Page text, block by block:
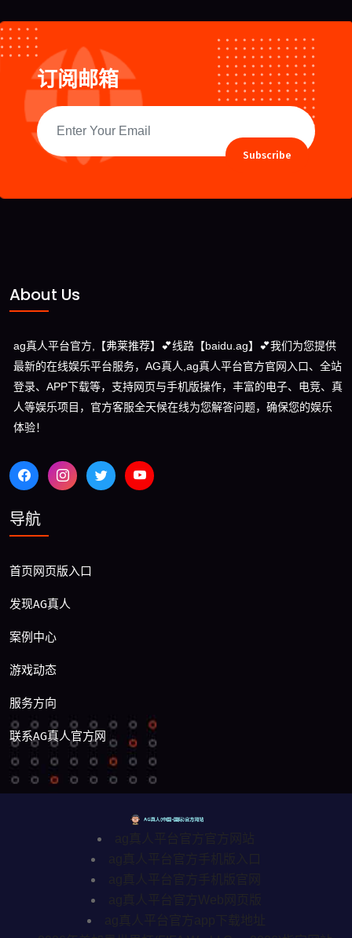
订阅邮箱
Subscribe
About Us
ag真人平台官方,【弗莱推荐】💕线路【baidu.ag】💕我们为您提供
最新的在线娱乐平台服务，AG真人,ag真人平台官方官网入口、全站
登录、APP下载等，支持网页与手机版操作，丰富的电子、电竞、真
人等娱乐项目，官方客服全天候在线为您解答问题，确保您的娱乐
体验！
导航
首页网页版入口
发现AG真人
案例中心
游戏动态
服务方向
联系AG真人官方网